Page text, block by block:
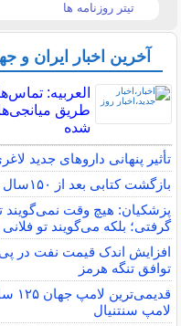
تیتر روزنامه ها
آخرین اخبار ایران و
العربیه:
طریق
شده
تأثیر پنهانی داروهای جدید
بازگشت کتابی بعد از ۱۵۰سال
پزشکیان: هیچ وقت
گرفتی؛ بلکه می‌گویند تو
افزایش اندک قیمت نفت در پی
توافق تنگه هرمز
لامپ سنتنیال